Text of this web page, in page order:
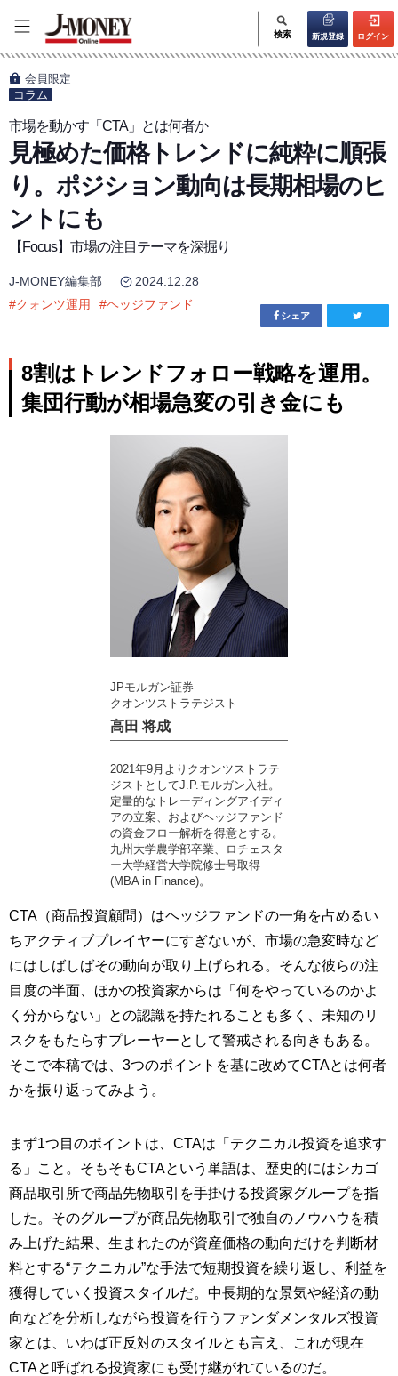
検索 新規登録 ログイン
会員限定
コラム
市場を動かす「CTA」とは何者か
見極めた価格トレンドに純粋に順張
り。ポジション動向は長期相場のヒ
ントにも
【Focus】市場の注目テーマを深掘り
J-MONEY編集部
2024.12.28
#クォンツ運用 #ヘッジファンド
シェア
8割はトレンドフォロー戦略を運用。
集団行動が相場急変の引き金にも
JPモルガン証券
クオンツストラテジスト
高田 将成
2021年9月よりクオンツストラテ
ジストとしてJ.P.モルガン入社。
定量的なトレーディングアイディ
アの立案、およびヘッジファンド
の資金フロー解析を得意とする。
九州大学農学部卒業、ロチェスタ
ー大学経営大学院修士号取得
(MBA in Finance)。
CTA（商品投資顧問）はヘッジファンドの一角を占めるい
ちアクティブプレイヤーにすぎないが、市場の急変時など
にはしばしばその動向が取り上げられる。そんな彼らの注
目度の半面、ほかの投資家からは「何をやっているのかよ
く分からない」との認識を持たれることも多く、未知のリ
スクをもたらすプレーヤーとして警戒される向きもある。
そこで本稿では、3つのポイントを基に改めてCTAとは何者
かを振り返ってみよう。
まず1つ目のポイントは、CTAは「テクニカル投資を追求す
る」こと。そもそもCTAという単語は、歴史的にはシカゴ
商品取引所で商品先物取引を手掛ける投資家グループを指
した。そのグループが商品先物取引で独自のノウハウを積
み上げた結果、生まれたのが資産価格の動向だけを判断材
料とする“テクニカル”な手法で短期投資を繰り返し、利益を
獲得していく投資スタイルだ。中長期的な景気や経済の動
向などを分析しながら投資を行うファンダメンタルズ投資
家とは、いわば正反対のスタイルとも言え、これが現在
CTAと呼ばれる投資家にも受け継がれているのだ。